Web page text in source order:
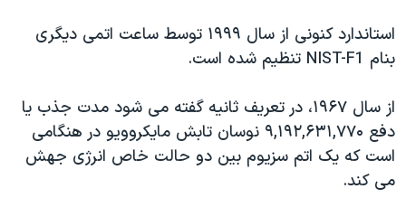
همایش محافظه‌کاران آمریکا «سی‌پک»
سفر پرزیدنت ترامپ به چین
استاندارد کنونی از سال ۱۹۹۹ توسط ساعت اتمی ديگری
بنام NIST-F1 تنظيم شده است.
از سال ۱۹۶۷، در تعريف ثانيه گفته می شود مدت جذب یا
دفع ۹,۱۹۲,۶۳۱,۷۷۰ نوسان تابش مایکروویو در هنگامی
است که یک اتم سزیوم بین دو حالت خاص انرژی جهش
می کند.